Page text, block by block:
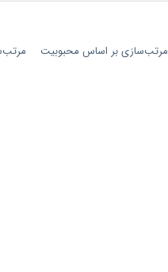
مرتب‌سازی بر اساس محبوبیت